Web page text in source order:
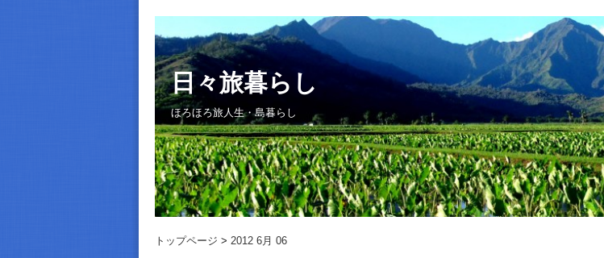
日々旅暮らし
ほろほろ旅人生・島暮らし
トップページ 2012 6月 06